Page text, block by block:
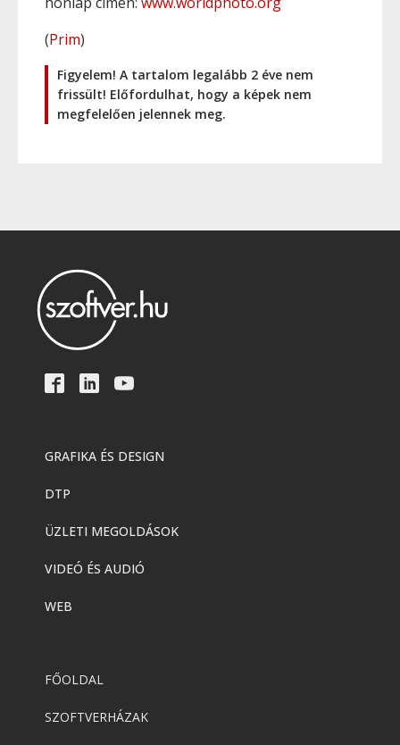
(Prim)
Figyelem! A tartalom legalább 2 éve nem
frissült! Előfordulhat, hogy a képek nem
megfelelően jelennek meg.
GRAFIKA ÉS DESIGN
DTP
ÜZLETI MEGOLDÁSOK
VIDEÓ ÉS AUDIÓ
WEB
FŐOLDAL
SZOFTVERHÁZAK